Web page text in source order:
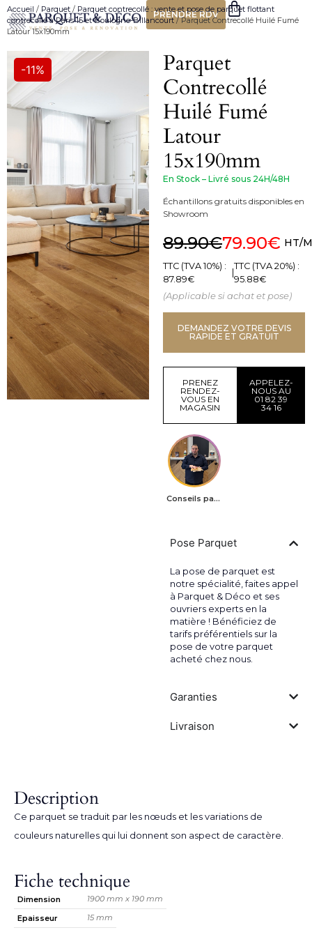
PRENDRE RDV
Accueil / Parquet / Parquet contrecollé : vente et pose de parquet flottant
contrecollé à Paris 15 et Boulogne-Billancourt/ Parquet Contrecollé Huilé Fumé
Latour 15x190mm
-11%
Parquet
Contrecollé
Huilé Fumé
Latour
15x190mm
En Stock – Livré sous 24H/48H
Échantillons gratuits disponibles en
Showroom
89.90€79.90€ HT/
TTC (TVA 10%) :
87.89€
TTC (TVA 20%) :
95.88€
(Applicable si achat et pose)
DEMANDEZ VOTRE DEVIS
RAPIDE ET GRATUIT
PRENEZ
RENDEZ-
VOUS EN
MAGASIN
APPELEZ-
NOUS AU
01 82 39
34 16
Conseils parquets
Pose Parquet
La pose de parquet est
notre spécialité, faites appel
à Parquet & Déco et ses
ouvriers experts en la
matière ! Bénéficiez de
tarifs préférentiels sur la
pose de votre parquet
acheté chez nous.
Garanties
Livraison
Description
Ce parquet se traduit par les nœuds et les variations de
couleurs naturelles qui lui donnent son aspect de caractère.
Fiche technique
Dimension
1900 mm x 190 mm
Epaisseur
15 mm